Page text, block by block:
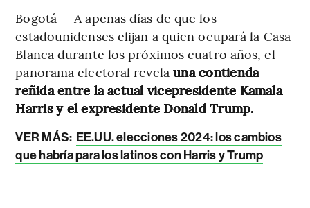
Bogotá — A apenas días de que los
estadounidenses elijan a quien ocupará la Casa
Blanca durante los próximos cuatro años, el
panorama electoral revelauna contienda
reñida entre la actual vicepresidente Kamala
Harris y el expresidente Donald Trump.
VER MÁS: EE.UU. elecciones 2024: los cambios
que habría para los latinos con Harris y Trump